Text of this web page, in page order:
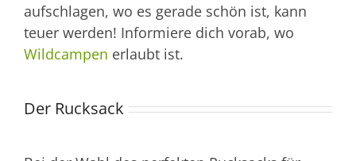
aufschlagen, wo es gerade schön ist, kann
teuer werden! Informiere dich vorab, wo
Wildcampen erlaubt ist.
Der Rucksack